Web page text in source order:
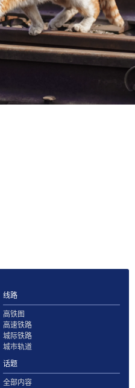
线路
高铁图
高速铁路
城际铁路
城市轨道
话题
全部内容